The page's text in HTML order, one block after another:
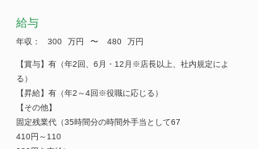
給与
年収： 300 万円 ​〜 480 万円
【賞与】有（年2回、6月・12月※店長以上、社内規定によ
る）
【昇給】有（年2～4回※役職に応じる）
【その他】
固定残業代（35時間分の時間外手当として67
410円～110